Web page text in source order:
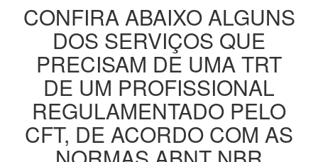
CONFIRA ABAIXO ALGUNS
DOS SERVIÇOS QUE
PRECISAM DE UMA TRT
DE UM PROFISSIONAL
REGULAMENTADO PELO
CFT, DE ACORDO COM AS